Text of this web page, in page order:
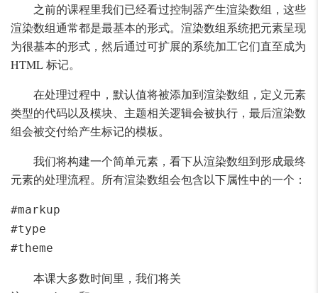
之前的课程里我们已经看过控制器产生渲染数组，这些
渲染数组通常都是最基本的形式。渲染数组系统把元素呈现
为很基本的形式，然后通过可扩展的系统加工它们直至成为
HTML 标记。
在处理过程中，默认值将被添加到渲染数组，定义元素
类型的代码以及模块、主题相关逻辑会被执行，最后渲染数
组会被交付给产生标记的模板。
我们将构建一个简单元素，看下从渲染数组到形成最终
元素的处理流程。所有渲染数组会包含以下属性中的一个：
#markup
#type
#theme
本课大多数时间里，我们将关